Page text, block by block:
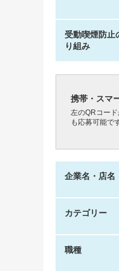
受動喫煙防止
り組み
携帯・スマ
左のQRコー
も応募可能で
企業名・店名
カテゴリー
職種